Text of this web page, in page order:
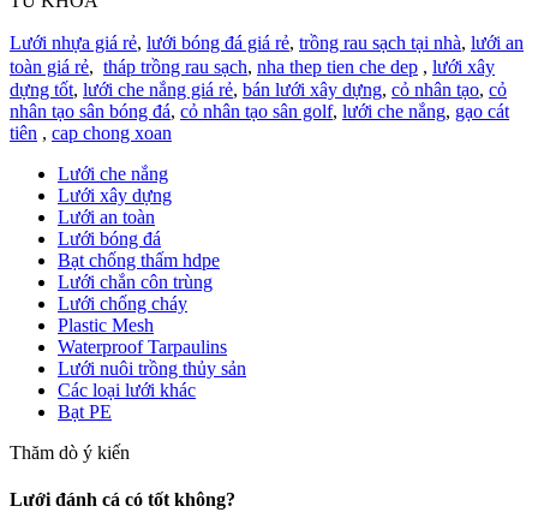
Lưới nhựa giá rẻ, lưới bóng đá giá rẻ, trồng rau sạch tại nhà, lưới an
toàn giá rẻ, tháp trồng rau sạch, nha thep tien che dep , lưới xây
dựng tốt, lưới che nắng giá rẻ, bán lưới xây dựng, cỏ nhân tạo, cỏ
nhân tạo sân bóng đá, cỏ nhân tạo sân golf, lưới che nắng, gạo cát
tiên , cap chong xoan
Lưới che nắng
Lưới xây dựng
Lưới an toàn
Lưới bóng đá
Bạt chống thấm hdpe
Lưới chắn côn trùng
Lưới chống cháy
Plastic Mesh
Waterproof Tarpaulins
Lưới nuôi trồng thủy sản
Các loại lưới khác
Bạt PE
Thăm dò ý kiến
Lưới đánh cá có tốt không?